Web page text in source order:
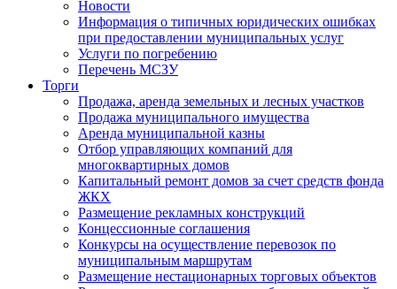
Новости
Информация о типичных юридических ошибках
при предоставлении муниципальных услуг
Услуги по погребению
Перечень МСЗУ
Торги
Продажа, аренда земельных и лесных участков
Продажа муниципального имущества
Аренда муниципальной казны
Отбор управляющих компаний для
многоквартирных домов
Капитальный ремонт домов за счет средств фонда
ЖКХ
Размещение рекламных конструкций
Концессионные соглашения
Конкурсы на осуществление перевозок по
муниципальным маршрутам
Размещение нестационарных торговых объектов